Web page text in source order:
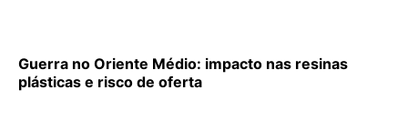
Guerra no Oriente Médio: impacto nas resinas
plásticas e risco de oferta